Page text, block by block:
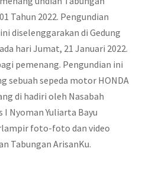
Tahun 2022. Pengundian
diselenggarakan di Gedung
hari Jumat, 21 Januari 2022.
pemenang. Pengundian ini
sebuah sepeda motor HONDA
di hadiri oleh Nasabah
I Nyoman Yuliarta Bayu
foto-foto dan video
Tabungan ArisanKu.